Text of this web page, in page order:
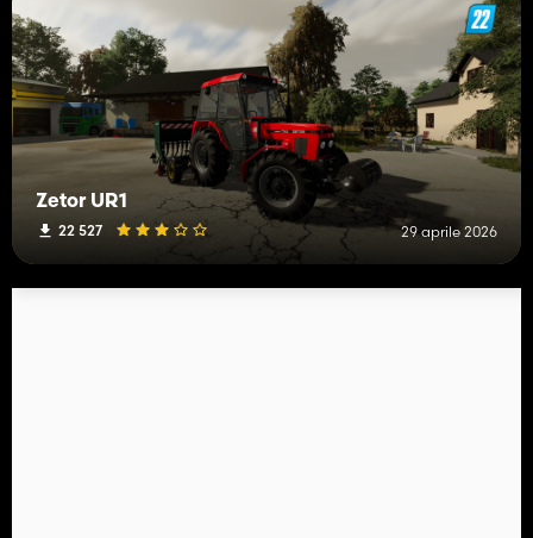
Zetor UR1
22 527 29 aprile 2026